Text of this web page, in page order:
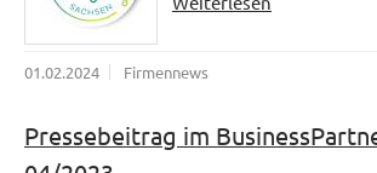
01.02.2024 Firmennews
Pressebeitrag im